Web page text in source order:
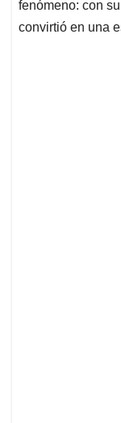
fenómeno: con
convirtió en una